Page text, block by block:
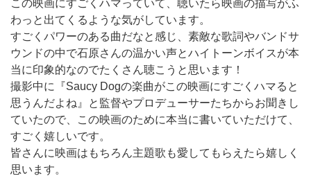
この映画にすごくハマっていて、聴いたら映画の描写がふ
わっと出てくるような気がしています。
すごくパワーのある曲だなと感じ、素敵な歌詞やバンドサ
ウンドの中で石原さんの温かい声とハイトーンボイスが本
当に印象的なのでたくさん聴こうと思います！
撮影中に『Saucy Dogの楽曲がこの映画にすごくハマると
思うんだよね』と監督やプロデューサーたちからお聞きし
ていたので、この映画のために本当に書いていただけて、
すごく嬉しいです。
皆さんに映画はもちろん主題歌も愛してもらえたら嬉しく
思います。